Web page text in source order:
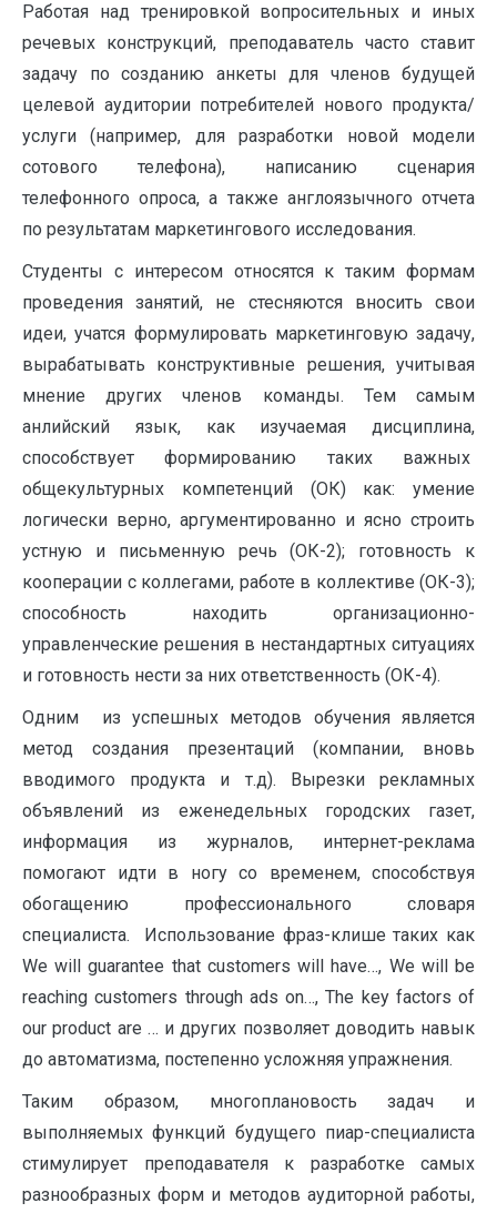
Работая над тренировкой вопросительных и иных
речевых конструкций, преподаватель часто ставит
задачу по созданию анкеты для членов будущей
целевой аудитории потребителей нового продукта/
услуги (например, для разработки новой модели
сотового телефона), написанию сценария
телефонного опроса, а также англоязычного отчета
по результатам маркетингового исследования.
Студенты с интересом относятся к таким формам
проведения занятий, не стесняютcя вносить свои
идеи, учатся формулировать маркетинговую задачу,
вырабатывать конструктивные решения, учитывая
мнение других членов команды. Тем самым
анлийский язык, как изучаемая дисциплина,
способствует формированию таких важных
общекультурных компетенций (ОК) как: умение
логически верно, аргументированно и ясно строить
устную и письменную речь (ОК-2); готовность к
кооперации с коллегами, работе в коллективе (ОК-3);
способность находить организационно-
управленческие решения в нестандартных ситуациях
и готовность нести за них ответственность (ОК-4).
Одним из успешных методов обучения является
метод создания презентаций (компании, вновь
вводимого продукта и т.д). Вырезки рекламных
объявлений из еженедельных городских газет,
информация из журналов, интернет-реклама
помогают идти в ногу со временем, способствуя
обогащению профессионального словаря
специалиста. Использование фраз-клише таких как
We will guarantee that customers will have…, We will be
reaching customers through ads on…, The key factors of
our product are … и других позволяет доводить навык
до автоматизма, постепенно усложняя упражнения.
Таким образом, многоплановость задач и
выполняемых функций будущего пиар-специалиста
стимулирует преподавателя к разработке самых
разнообразных форм и методов аудиторной работы,